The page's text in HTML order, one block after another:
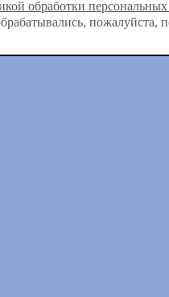
обработки
пожалуйста,